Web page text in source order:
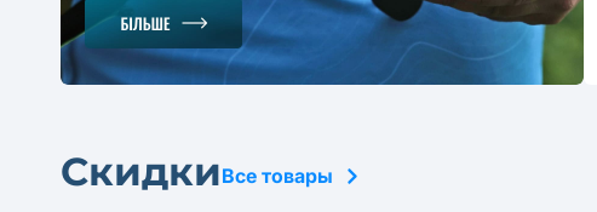
СкидкиВсе товары